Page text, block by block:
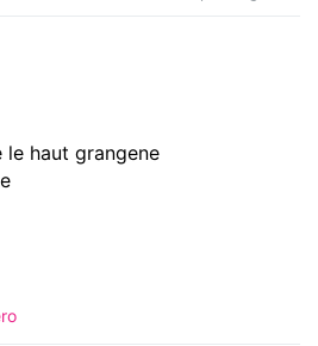
le haut grangene